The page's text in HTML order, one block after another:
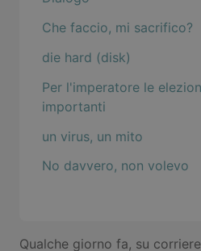
Che faccio, mi sacrifico?
die hard (disk)
Per l'imperatore le
importanti
un virus, un mito
No davvero, non volevo
Qualche giorno fa, su